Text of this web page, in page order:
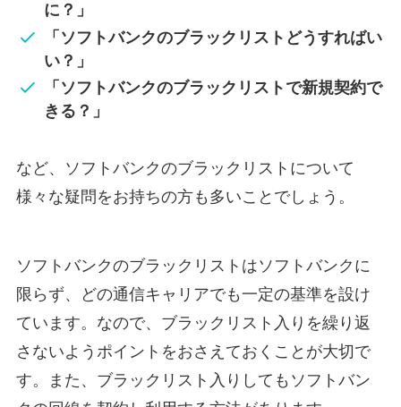
に？」
「ソフトバンクのブラックリストどうすればい
い？」
「ソフトバンクのブラックリストで新規契約で
きる？」
など、ソフトバンクのブラックリストについて
様々な疑問をお持ちの方も多いことでしょう。
ソフトバンクのブラックリストはソフトバンクに
限らず、どの通信キャリアでも一定の基準を設け
ています。なので、ブラックリスト入りを繰り返
さないようポイントをおさえておくことが大切で
す。また、ブラックリスト入りしてもソフトバン